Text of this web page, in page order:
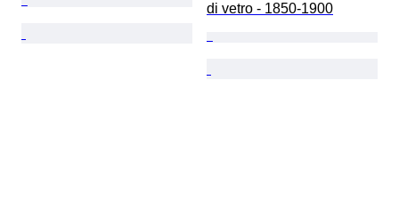
di vetro - 1850-1900